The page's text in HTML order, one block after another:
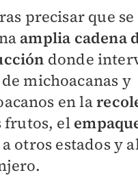
precisar que
amplia cadena
donde
michoacanas y
en la
frutos, el
a otros estados y